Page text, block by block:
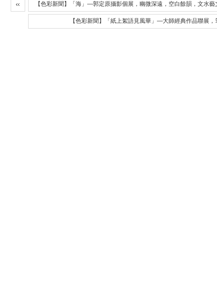
【色彩新聞】「海」—郭定原攝影個展，幽微深遠，空白餘韻，文水藝
【色彩新聞】「紙上絮語見風華」—大師經典作品聯展